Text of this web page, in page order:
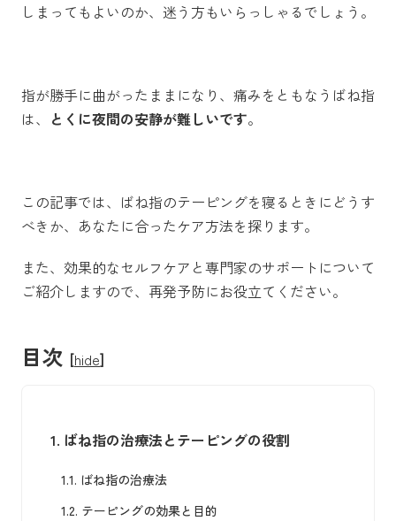
しまってもよいのか、迷う方もいらっしゃるでしょう。
指が勝手に曲がったままになり、痛みをともなうばね指
は、 とくに夜間の安静が難しいです。
この記事では、ばね指のテーピングを寝るときにどうす
べきか、あなたに合ったケア方法を探ります。
また、効果的なセルフケアと専門家のサポートについて
ご紹介しますので、再発予防にお役立てください。
目次 [hide]
1. ばね指の治療法とテーピングの役割
1.1. ばね指の治療法
1.2. テーピングの効果と目的